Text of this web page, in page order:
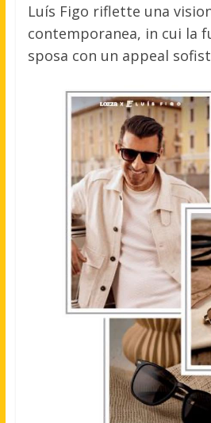
Luís Figo riflette una
contemporanea, in cui la
sposa con un appeal